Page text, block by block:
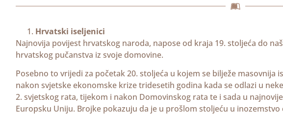
Hrvatski iseljenici
Najnovija povijest hrvatskog naroda, napose od kraja 19. stoljeća do
hrvatskog pučanstva iz svoje domovine.
Posebno to vrijedi za početak 20. stoljeća u kojem se bilježe masovnija
nakon svjetske ekonomske krize tridesetih godina kada se odlazi u
2. svjetskog rata, tijekom i nakon Domovinskog rata te i sada u
Europsku Uniju. Brojke pokazuju da je u prošlom stoljeću u